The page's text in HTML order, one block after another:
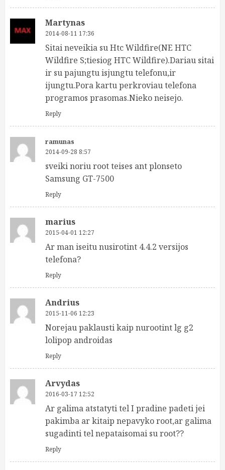
Martynas
2014-08-11 17:36
Sitai neveikia su Htc Wildfire(NE HTC
Wildfire S;tiesiog HTC Wildfire).Dariau sitai
ir su pajungtu isjungtu telefonu,ir
ijungtu.Pora kartu perkroviau telefona
programos prasomas.Nieko neisejo.
Reply
ramunas
2014-09-28 8:57
sveiki noriu root teises ant plonseto
Samsung GT-7500
Reply
marius
2015-04-01 12:27
Ar man iseitu nusirotint 4.4.2 versijos
telefona?
Reply
Andrius
2015-11-06 12:23
Norejau paklausti kaip nurootint lg g2
lolipop androidas
Reply
Arvydas
2016-03-17 12:52
Ar galima atstatyti tel I pradine padeti jei
pakimba ar kitaip nepavyko root,ar galima
sugadinti tel nepataisomai su root??
Reply